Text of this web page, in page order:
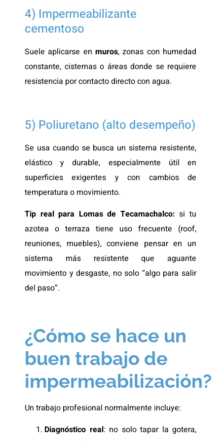
4) Impermeabilizante
cementoso
Suele aplicarse en muros, zonas con humedad
constante, cisternas o áreas donde se requiere
resistencia por contacto directo con agua.
5) Poliuretano (alto desempeño)
Se usa cuando se busca un sistema resistente,
elástico y durable, especialmente útil en
superficies exigentes y con cambios de
temperatura o movimiento.
Tip real para Lomas de Tecamachalco: si tu
azotea o terraza tiene uso frecuente (roof,
reuniones, muebles), conviene pensar en un
sistema más resistente que aguante
movimiento y desgaste, no solo “algo para salir
del paso”.
¿Cómo se hace un
buen trabajo de
impermeabilización?
Un trabajo profesional normalmente incluye:
Diagnóstico real: no solo tapar la gotera,